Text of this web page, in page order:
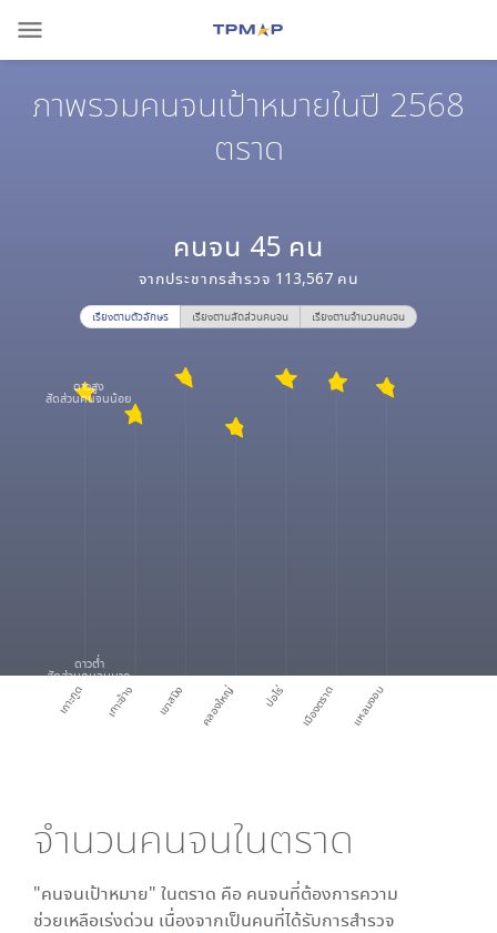
menu
ภาพรวมคนจนเป้าหมายในปี 2568
ตราด
คนจน 45 คน
จากประชากรสำรวจ 113,567 คน
เรียงตามตัวอักษร เรียงตามสัดส่วนคนจน เรียงตามจำนวนคนจน
เกาะกูด เกาะช้าง เขาสมิง คลองใหญ่ บ่อไร่ เมืองตราด แหลมงอบ
ดาวสูง
สัดส่วนคนจนน้อย
ดาวต่ำ
สัดส่วนคนจนมาก
จำนวนคนจนในตราด
"คนจนเป้าหมาย" ในตราด คือ คนจนที่ต้องการความ
ช่วยเหลือเร่งด่วน เนื่องจากเป็นคนที่ได้รับการสำรวจ